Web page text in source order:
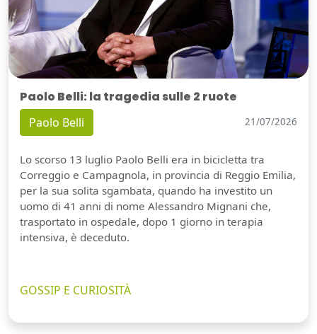
Paolo Belli: la tragedia sulle 2 ruote
Paolo Belli 21/07/2026
Lo scorso 13 luglio Paolo Belli era in bicicletta tra
Correggio e Campagnola, in provincia di Reggio Emilia,
per la sua solita sgambata, quando ha investito un
uomo di 41 anni di nome Alessandro Mignani che,
trasportato in ospedale, dopo 1 giorno in terapia
intensiva, è deceduto.
GOSSIP E CURIOSITÀ